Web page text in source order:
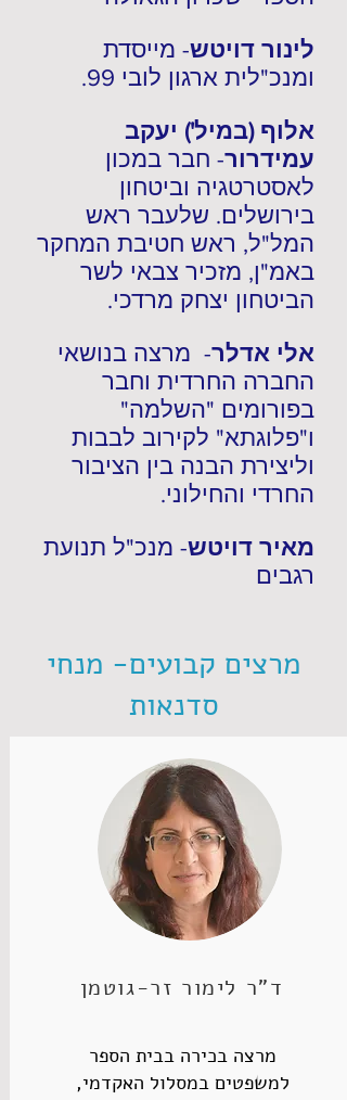
לינור דויטש- מייסדת
ומנכ"לית ארגון לובי 99.
אלוף (במיל') יעקב
עמידרור- חבר במכון
לאסטרטגיה וביטחון
בירושלים. שלעבר ראש
המל"ל, ראש חטיבת המחקר
באמ"ן, מזכיר צבאי לשר
הביטחון יצחק מרדכי.
אלי אדלר- מרצה בנושאי
החברה החרדית וחבר
בפורומים "השלמה"
ו"פלוגתא" לקירוב לבבות
וליצירת הבנה בין הציבור
החרדי והחילוני.
מאיר דויטש- מנכ"ל תנועת
רגבים
מרצים קבועים- מנחי
סדנאות
ד"ר לימור זר-גוטמן
מרצה בכירה בבית הספר
למשפטים במסלול האקדמי,